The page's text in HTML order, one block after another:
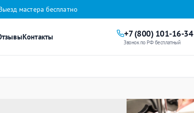
мастера бесплатно
Контакты +7 (800) 101-16-34
Звонок по РФ бесплатный